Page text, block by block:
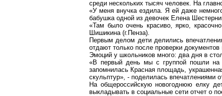
среди нескольких тысяч человек. На
«У меня внучка ездила. Я ей даже
бабушка одной из девочек Елена
«Там было очень красиво, ярко,
Шишикина (г. Пенза).
Первым делом дети делились
отдают только после проверки
Эмоций у школьников много: два дня в
«В первый день мы с группой пошли на
запомнилась Красная площадь,
скульптур», - поделилась впечатлениями
На общероссийскую новогоднюю елку
выкладывать в социальные сети отчет о